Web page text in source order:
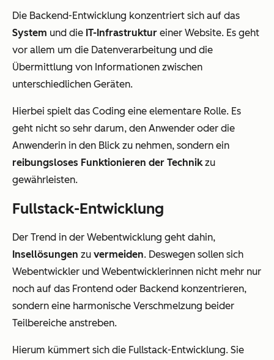
Die Backend-Entwicklung konzentriert sich auf das
System und die IT-Infrastruktur einer Website. Es geht
vor allem um die Datenverarbeitung und die
Übermittlung von Informationen zwischen
unterschiedlichen Geräten.
Hierbei spielt das Coding eine elementare Rolle. Es
geht nicht so sehr darum, den Anwender oder die
Anwenderin in den Blick zu nehmen, sondern ein
reibungsloses Funktionieren der Technikzu
gewährleisten.
Fullstack-Entwicklung
Der Trend in der Webentwicklung geht dahin,
Insellösungen zu vermeiden. Deswegen sollen sich
Webentwickler und Webentwicklerinnen nicht mehr nur
noch auf das Frontend oder Backend konzentrieren,
sondern eine harmonische Verschmelzung beider
Teilbereiche anstreben.
Hierum kümmert sich die Fullstack-Entwicklung. Sie